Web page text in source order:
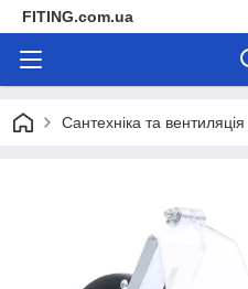
FITING.com.ua
Сантехніка та